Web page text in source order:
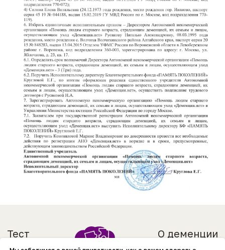
О нас
Статьи
Партнерам
Отчетность
О деменции
Документы и реквизиты
Забота о себе
Забота о близком
info@dementcia.net
+7 (925) 725-38-49
2026 АНО «ДЕМЕНЦИЯ.НЕТ»